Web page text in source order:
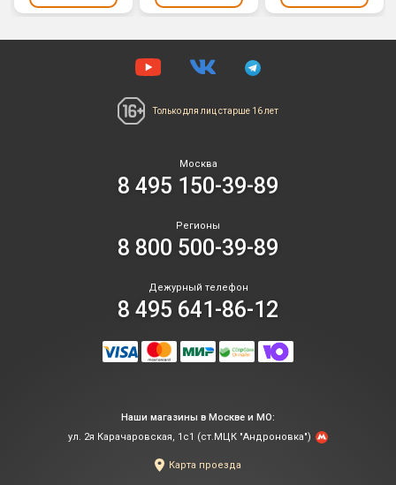
Только для лиц старше 16 лет
Москва
8 495 150-39-89
Регионы
8 800 500-39-89
Дежурный телефон
8 495 641-86-12
Наши магазины в Москве и МО:
ул. 2я Карачаровская, 1с1 (ст.МЦК "Андроновка")
Карта проезда